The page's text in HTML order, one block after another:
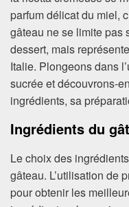
parfum délicat du miel,
gâteau ne se limite pas
dessert, mais
Italie. Plongeons dans
sucrée et découvrons-
ingrédients, sa
Ingrédients du
Le choix des
gâteau. L’utilisation de
pour obtenir les